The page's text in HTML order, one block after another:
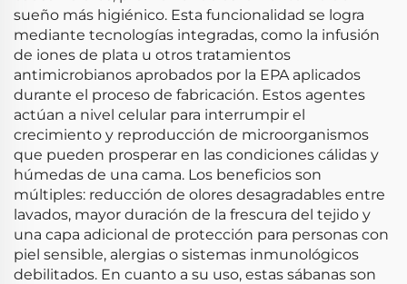
sueño más higiénico. Esta funcionalidad se logra
mediante tecnologías integradas, como la infusión
de iones de plata u otros tratamientos
antimicrobianos aprobados por la EPA aplicados
durante el proceso de fabricación. Estos agentes
actúan a nivel celular para interrumpir el
crecimiento y reproducción de microorganismos
que pueden prosperar en las condiciones cálidas y
húmedas de una cama. Los beneficios son
múltiples: reducción de olores desagradables entre
lavados, mayor duración de la frescura del tejido y
una capa adicional de protección para personas con
piel sensible, alergias o sistemas inmunológicos
debilitados. En cuanto a su uso, estas sábanas son